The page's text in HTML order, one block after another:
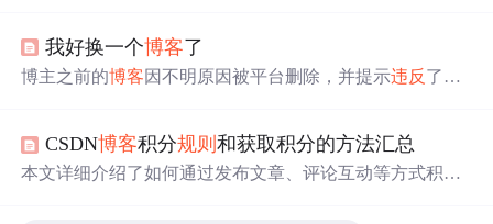
类 网站的理想选择。
我好换一个博客了
博主之前的博客因不明原因被平台删除，并提示违反 了 网
CSDN博客积分规则和获取积分的方法汇总
本文详细介绍了如何通过发布文章、评论互动等方式积累